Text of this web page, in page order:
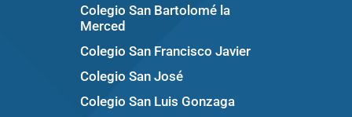
Colegio San Bartolomé la
Merced
Colegio San Francisco Javier
Colegio San José
Colegio San Luis Gonzaga